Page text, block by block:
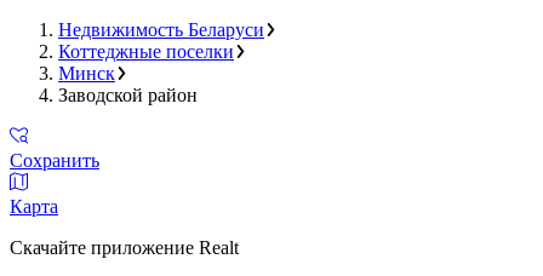
Недвижимость Беларуси
Коттеджные поселки
Минск
Заводской район
Сохранить
Карта
Скачайте приложение Realt